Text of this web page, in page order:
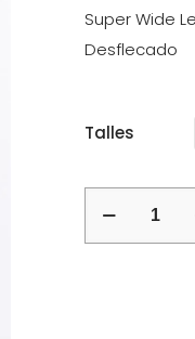
Super Wide
Desflecado
Talles